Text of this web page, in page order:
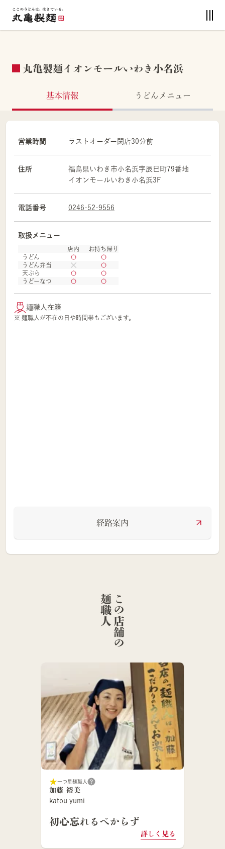
丸亀製麺イオンモールいわき小名浜
基本情報 うどんメニュー
営業時間 ラストオーダー閉店30分前
住所 福島県 いわき市小名浜字辰巳町79番地
イオンモールいわき小名浜3F
電話番号 0246-52-9556
取扱メニュー
店内
お持ち帰り
うどん
うどん弁当
天ぷら
うどーなつ
麺職人在籍
※ 麺職人が不在の日や時間帯もございます。
経路案内
こ
の
店
舗
の
麺
職
人
一つ星麺職人
加藤 裕美
katou yumi
初心忘れるべからず
詳しく見る